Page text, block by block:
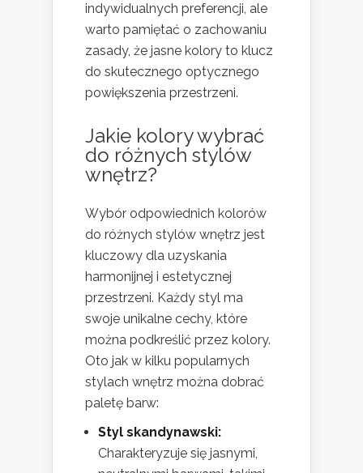
indywidualnych preferencji, ale
warto pamiętać o zachowaniu
zasady, że jasne kolory to klucz
do skutecznego optycznego
powiększenia przestrzeni.
Jakie kolory wybrać
do różnych stylów
wnętrz?
Wybór odpowiednich kolorów
do różnych stylów wnętrz jest
kluczowy dla uzyskania
harmonijnej i estetycznej
przestrzeni. Każdy styl ma
swoje unikalne cechy, które
można podkreślić przez kolory.
Oto jak w kilku popularnych
stylach wnętrz można dobrać
paletę barw:
Styl skandynawski:
Charakteryzuje się jasnymi,